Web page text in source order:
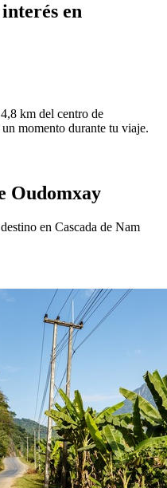
en
km del centro de
momento durante tu viaje.
Oudomxay
en Cascada de Nam